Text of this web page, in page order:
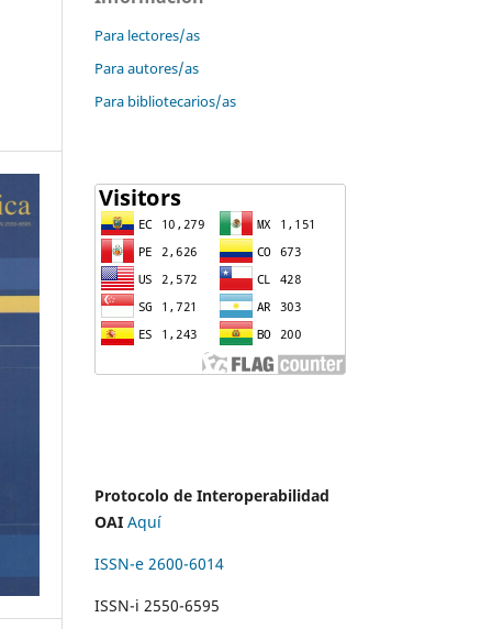
Para lectores/as
Para autores/as
Para bibliotecarios/as
Protocolo de Interoperabilidad
OAI Aquí
ISSN-e 2600-6014
ISSN-i 2550-6595